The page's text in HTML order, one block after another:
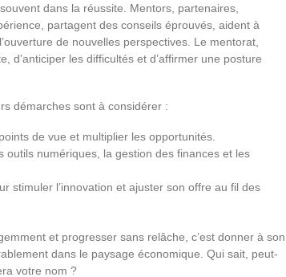
dans la réussite. Mentors, partenaires,
partagent des conseils éprouvés, aident à
de nouvelles perspectives. Le mentorat,
d’anticiper les difficultés et d’affirmer une posture
démarches sont à considérer :
de vue et multiplier les opportunités.
numériques, la gestion des finances et les
stimuler l’innovation et ajuster son offre au fil des
et progresser sans relâche, c’est donner à son
dans le paysage économique. Qui sait, peut-
votre nom ?